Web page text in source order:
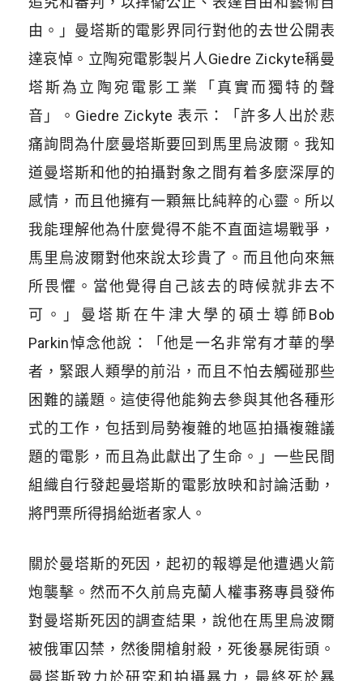
由。」曼塔斯的電影界同行對他的去世公開表
達哀悼。立陶宛電影製片人Giedre Zickyte稱曼
塔斯為立陶宛電影工業「真實而獨特的聲
音」。Giedre Zickyte 表示：「許多人出於悲
痛詢問為什麼曼塔斯要回到馬里烏波爾。我知
道曼塔斯和他的拍攝對象之間有着多麼深厚的
感情，而且他擁有一顆無比純粹的心靈。所以
我能理解他為什麼覺得不能不直面這場戰爭，
馬里烏波爾對他來說太珍貴了。而且他向來無
所畏懼。當他覺得自己該去的時候就非去不
可。」曼塔斯在牛津大學的碩士導師Bob
Parkin悼念他說：「他是一名非常有才華的學
者，緊跟人類學的前沿，而且不怕去觸碰那些
困難的議題。這使得他能夠去參與其他各種形
式的工作，包括到局勢複雜的地區拍攝複雜議
題的電影，而且為此獻出了生命。」一些民間
組織自行發起曼塔斯的電影放映和討論活動，
將門票所得捐給逝者家人。
關於曼塔斯的死因，起初的報導是他遭遇火箭
炮襲擊。然而不久前烏克蘭人權事務專員發佈
對曼塔斯死因的調查結果，說他在馬里烏波爾
被俄軍囚禁，然後開槍射殺，死後暴屍街頭。
曼塔斯致力於研究和拍攝暴力，最終死於暴